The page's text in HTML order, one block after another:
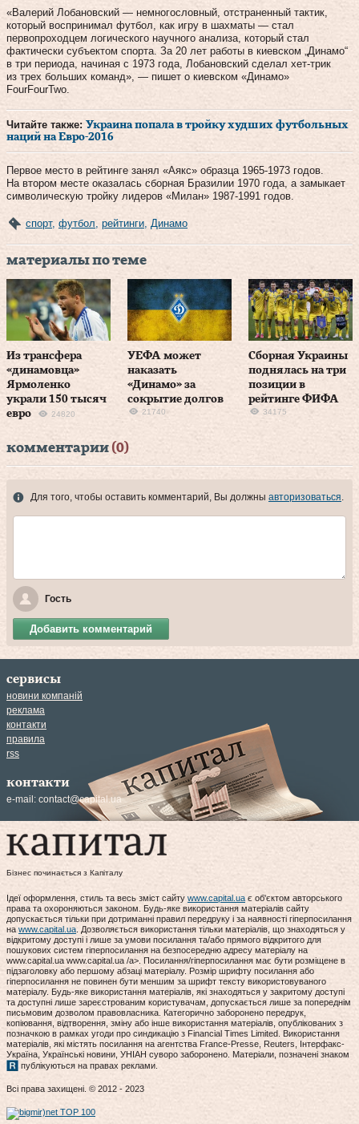
«Валерий Лобановский — немногословный, отстраненный тактик,
который воспринимал футбол, как игру в шахматы — стал
первопроходцем логического научного анализа, который стал
фактически субъектом спорта. За 20 лет работы в киевском „Динамо“
в три периода, начиная с 1973 года, Лобановский сделал хет-трик
из трех больших команд», — пишет о киевском «Динамо»
FourFourTwo.
Читайте также: Украина попала в тройку худших футбольных
наций на Евро-2016
Первое место в рейтинге занял «Аякс» образца 1965-1973 годов.
На втором месте оказалась сборная Бразилии 1970 года, а замыкает
символическую тройку лидеров «Милан» 1987-1991 годов.
спорт, футбол рейтинги Динамо
материалы по теме
Из трансфера
«динамовца»
Ярмоленко
украли 150 тысяч
евро
24820
УЕФА может
наказать
«Динамо» за
сокрытие долгов
21740
Сборная Украины
поднялась на три
позиции в
рейтинге ФИФА
34175
комментарии (0)
Для того, чтобы оставить комментарий, Вы должны авторизоваться.
Гость
Добавить комментарий
сервисы
новини компаній
реклама
контакти
правила
rss
контакти
e-mail: contact@capital.ua
Бізнес починається з Капіталу
Ідеї оформлення, стиль та весь зміст сайту www.capital.ua є об'єктом авторського
права та охороняються законом. Будь-яке використання матеріалів сайту
допускається тільки при дотриманні правил передруку і за наявності гіперпосилання
наwww.capital.ua. Дозволяється використання тільки матеріалів, що знаходяться у
відкритому доступі і лише за умови посилання та/або прямого відкритого для
пошукових систем гіперпосилання на безпосередню адресу матеріалу на
www.capital.ua www.capital.ua /a>. Посилання/гіперпосилання має бути розміщене в
підзаголовку або першому абзаці матеріалу. Розмір шрифту посилання або
гіперпосилання не повинен бути меншим за шрифт тексту використовуваного
матеріалу. Будь-яке використання матеріалів, які знаходяться у закритому доступі
та доступні лише зареєстрованим користувачам, допускається лише за попереднім
письмовим дозволом правовласника. Категорично заборонено передрук,
копіювання, відтворення, зміну або інше використання матеріалів, опублікованих з
позначкою в рамках угоди про синдикацію з Financial Times Limited. Використання
матеріалів, які містять посилання на агентства France-Presse, Reuters, Інтерфакс-
Україна, Українські новини, УНІАН суворо заборонено. Матеріали, позначені знаком
публікуються на правах реклами.
Всі права захищені. © 2012 - 2023